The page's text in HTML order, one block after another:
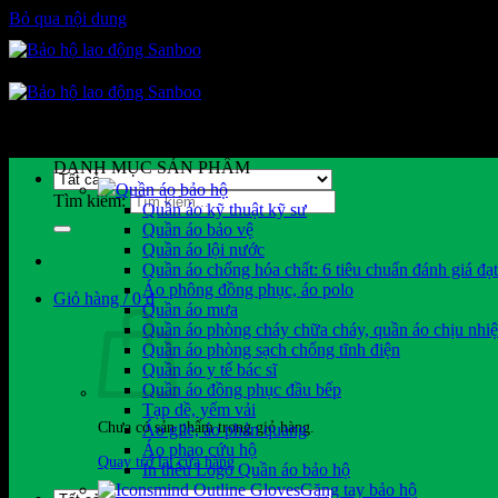
Bỏ qua nội dung
Tìm kiếm:
Giỏ hàng /0₫
Chưa có sản phẩm trong giỏ hàng.
Quay trở lại cửa hàng
DANH MỤC SẢN PHẨM
Quần áo bảo hộ
Quần áo kỹ thuật kỹ sư
Quần áo bảo vệ
Quần áo lội nước
Quần áo chống hóa chất: 6 tiêu chuẩn đánh giá
Áo phông đồng phục, áo polo
Quần áo mưa
Quần áo phòng cháy chữa cháy, quần áo chịu
Quần áo phòng sạch chống tĩnh điện
Quần áo y tế bác sĩ
Quần áo đồng phục đầu bếp
Tạp dề, yếm vải
Áo gile, áo phản quang
Áo phao cứu hộ
In thêu Logo Quần áo bảo hộ
Găng tay bảo hộ